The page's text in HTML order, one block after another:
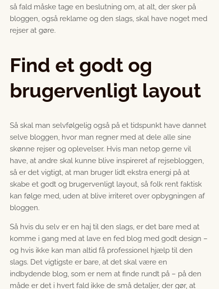
så fald måske tage en beslutning om, at alt, der sker på
bloggen, også reklame og den slags, skal have noget med
rejser at gøre.
Find et godt og
brugervenligt layout
Så skal man selvfølgelig også på et tidspunkt have dannet
selve bloggen, hvor man regner med at dele alle sine
skønne rejser og oplevelser. Hvis man netop gerne vil
have, at andre skal kunne blive inspireret af rejsebloggen,
så er det vigtigt, at man bruger lidt ekstra energi på at
skabe et godt og brugervenligt layout, så folk rent faktisk
kan følge med, uden at blive irriteret over opbygningen af
bloggen.
Så hvis du selv er en haj til den slags, er det bare med at
komme i gang med at lave en fed blog med godt design –
og hvis ikke kan man altid få professionel hjælp til den
slags. Det vigtigste er bare, at det skal være en
indbydende blog, som er nem at finde rundt på – på den
måde er det i hvert fald ikke de små detaljer, der gør, at